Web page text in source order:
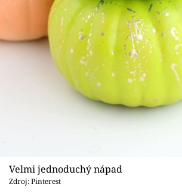
Velmi jednoduchý nápad
Zdroj: Pinterest